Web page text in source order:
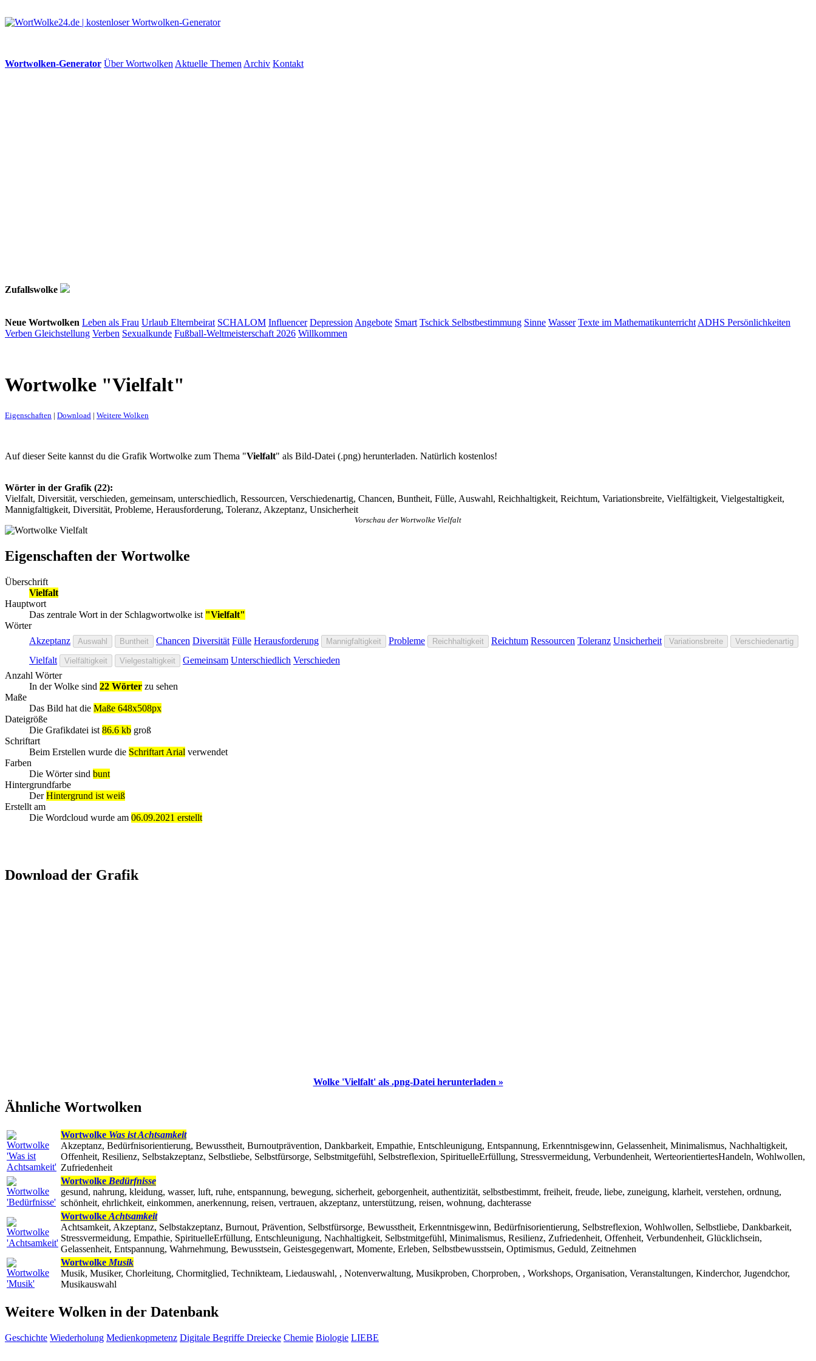
Wortwolken-Generator Über Wortwolken Aktuelle Themen Archiv Kontakt
Zufallswolke
Neue Wortwolken Leben als Frau Urlaub Elternbeirat SCHALOM Influencer Depression Angebote Smart Tschick Selbstbestimmung Sinne Wasser Texte im Mathematikunterricht ADHS Persönlichkeiten
Verben Gleichstellung Verben Sexualkunde Fußball-Weltmeisterschaft 2026 Willkommen
Wortwolke "Vielfalt"
Eigenschaften | Download | Weitere Wolken
Auf dieser Seite kannst du die Grafik Wortwolke zum Thema "Vielfalt" als Bild-Datei (.png) herunterladen. Natürlich kostenlos!
Wörter in der Grafik (22):
Vielfalt, Diversität, verschieden, gemeinsam, unterschiedlich, Ressourcen, Verschiedenartig, Chancen, Buntheit, Fülle, Auswahl, Reichhaltigkeit, Reichtum, Variationsbreite, Vielfältigkeit, Vielgestaltigkeit,
Mannigfaltigkeit, Diversität, Probleme, Herausforderung, Toleranz, Akzeptanz, Unsicherheit
Vorschau der Wortwolke Vielfalt
Eigenschaften der Wortwolke
Überschrift
Vielfalt
Hauptwort
Das zentrale Wort in der Schlagwortwolke ist "Vielfalt"
Wörter
Akzeptanz
Auswahl Buntheit Chancen Diversität Fülle Herausforderung Mannigfaltigkeit Probleme Reichhaltigkeit Reichtum Ressourcen Toleranz Unsicherheit Variationsbreite Verschiedenartig
Vielfalt Vielfältigkeit Vielgestaltigkeit Gemeinsam Unterschiedlich Verschieden
Anzahl Wörter
In der Wolke sind 22 Wörter zu sehen
Maße
Das Bild hat die Maße 648x508px
Dateigröße
Die Grafikdatei ist 86.6 kb groß
Schriftart
Beim Erstellen wurde die Schriftart Arial verwendet
Farben
Die Wörter sind bunt
Hintergrundfarbe
DerHintergrund ist weiß
Erstellt am
Die Wordcloud wurde am 06.09.2021 erstellt
Download der Grafik
Wolke 'Vielfalt' als .png-Datei herunterladen »
Ähnliche Wortwolken
Wortwolke Was ist Achtsamkeit
Akzeptanz, Bedürfnisorientierung, Bewusstheit, Burnoutprävention, Dankbarkeit, Empathie, Entschleunigung, Entspannung, Erkenntnisgewinn, Gelassenheit, Minimalismus, Nachhaltigkeit,
Offenheit, Resilienz, Selbstakzeptanz, Selbstliebe, Selbstfürsorge, Selbstmitgefühl, Selbstreflexion, SpirituelleErfüllung, Stressvermeidung, Verbundenheit, WerteorientiertesHandeln, Wohlwollen,
Zufriedenheit
Wortwolke Bedürfnisse
gesund, nahrung, kleidung, wasser, luft, ruhe, entspannung, bewegung, sicherheit, geborgenheit, authentizität, selbstbestimmt, freiheit, freude, liebe, zuneigung, klarheit, verstehen, ordnung,
schönheit, ehrlichkeit, einkommen, anerkennung, reisen, vertrauen, akzeptanz, unterstützung, reisen, wohnung, dachterasse
Wortwolke Achtsamkeit
Achtsamkeit, Akzeptanz, Selbstakzeptanz, Burnout, Prävention, Selbstfürsorge, Bewusstheit, Erkenntnisgewinn, Bedürfnisorientierung, Selbstreflexion, Wohlwollen, Selbstliebe, Dankbarkeit,
Stressvermeidung, Empathie, SpirituelleErfüllung, Entschleunigung, Nachhaltigkeit, Selbstmitgefühl, Minimalismus, Resilienz, Zufriedenheit, Offenheit, Verbundenheit, Glücklichsein,
Gelassenheit, Entspannung, Wahrnehmung, Bewusstsein, Geistesgegenwart, Momente, Erleben, Selbstbewusstsein, Optimismus, Geduld, Zeitnehmen
Wortwolke Musik
Musik, Musiker, Chorleitung, Chormitglied, Technikteam, Liedauswahl, , Notenverwaltung, Musikproben, Chorproben, , Workshops, Organisation, Veranstaltungen, Kinderchor, Jugendchor,
Musikauswahl
Weitere Wolken in der Datenbank
Geschichte Wiederholung Medienkopmetenz Digitale Begriffe Dreiecke Chemie Biologie LIEBE